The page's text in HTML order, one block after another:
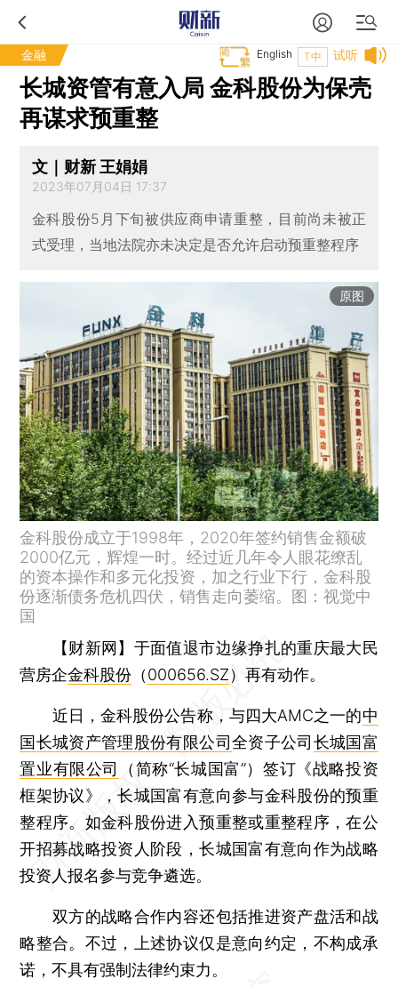
金融 试听
T中
English
长城资管有意入局 金科股份为保壳
再谋求预重整
文｜财新 王娟娟
2023年07月04日 17:37
金科股份5月下旬被供应商申请重整，目前尚未被正
式受理，当地法院亦未决定是否允许启动预重整程序
原图
金科股份成立于1998年，2020年签约销售金额破
2000亿元，辉煌一时。经过近几年令人眼花缭乱
的资本操作和多元化投资，加之行业下行，金科股
份逐渐债务危机四伏，销售走向萎缩。图：视觉中
国
【财新网】 于面值退市边缘挣扎的重庆最大民
营房企金科股份 （000656.SZ）再有动作。
近日，金科股份公告称，与四大AMC之一的中
国长城资产管理股份有限公司全资子公司长城国富
置业有限公司
（简称“长城国富”）签订《战略投资
框架协议》，长城国富有意向参与金科股份的预重
整程序。如金科股份进入预重整或重整程序，在公
开招募战略投资人阶段，长城国富有意向作为战略
投资人报名参与竞争遴选。
双方的战略合作内容还包括推进资产盘活和战
略整合。不过，上述协议仅是意向约定，不构成承
诺，不具有强制法律约束力。